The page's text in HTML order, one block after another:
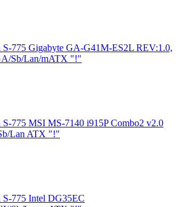
S-775 Gigabyte GA-G41M-ES2L REV:1.0,
Sb/Lan/mATX "!"
S-775 MSI MS-7140 i915P Combo2 v2.0
Lan ATX "!"
S-775 Intel DG35EC